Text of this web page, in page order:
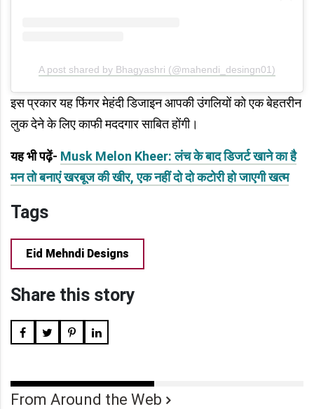
A post shared by Bhagyashri (@mahendi_desingn01)
इस प्रकार यह फिंगर मेहंदी डिजाइन आपकी उंगलियों को एक बेहतरीन
लुक देने के लिए काफी मददगार साबित होंगी।
यह भी पढ़ें- Musk Melon Kheer: लंच के बाद डिजर्ट खाने का है
मन तो बनाएं खरबूज की खीर, एक नहीं दो दो कटोरी हो जाएगी खत्म
Tags
Eid Mehndi Designs
Share this story
From Around the Web